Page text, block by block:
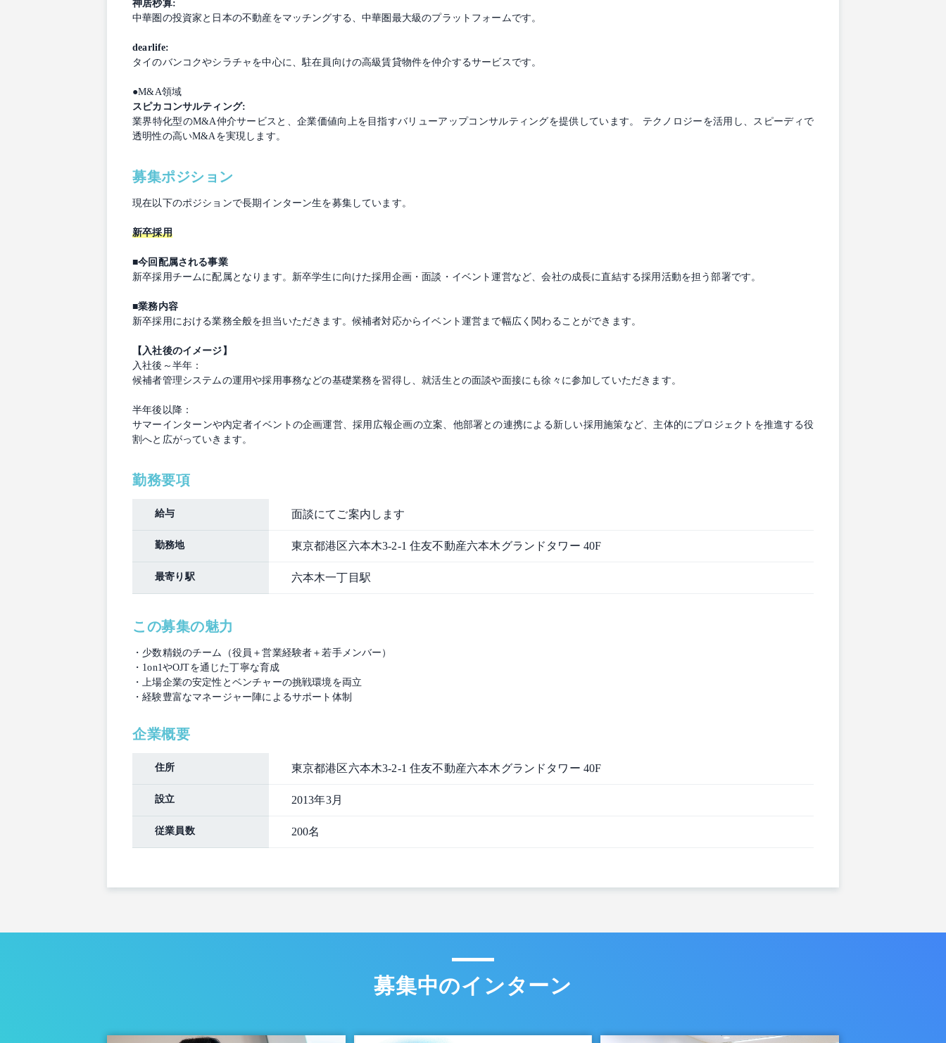
神居秒算:
中華圏の投資家と日本の不動産をマッチングする、中華圏最大級のプラットフォームです。
dearlife:
タイのバンコクやシラチャを中心に、駐在員向けの高級賃貸物件を仲介するサービスです。
●M&A領域
スピカコンサルティング:
業界特化型のM&A仲介サービスと、企業価値向上を目指すバリューアップコンサルティングを提供しています。 テクノロジーを活用し、スピーディで
透明性の高いM&Aを実現します。
募集ポジション
現在以下のポジションで長期インターン生を募集しています。
新卒採用
■今回配属される事業
新卒採用チームに配属となります。新卒学生に向けた採用企画・面談・イベント運営など、会社の成長に直結する採用活動を担う部署です。
■業務内容
新卒採用における業務全般を担当いただきます。候補者対応からイベント運営まで幅広く関わることができます。
【入社後のイメージ】
入社後～半年：
候補者管理システムの運用や採用事務などの基礎業務を習得し、就活生との面談や面接にも徐々に参加していただきます。
半年後以降：
サマーインターンや内定者イベントの企画運営、採用広報企画の立案、他部署との連携による新しい採用施策など、主体的にプロジェクトを推進する役
割へと広がっていきます。
勤務要項
給与 面談にてご案内します
勤務地 東京都港区六本木3-2-1 住友不動産六本木グランドタワー 40F
最寄り駅 六本木一丁目駅
この募集の魅力
・少数精鋭のチーム（役員＋営業経験者＋若手メンバー）
・1on1やOJTを通じた丁寧な育成
・上場企業の安定性とベンチャーの挑戦環境を両立
・経験豊富なマネージャー陣によるサポート体制
企業概要
住所 東京都港区六本木3-2-1 住友不動産六本木グランドタワー 40F
設立 2013年3月
従業員数 200名
募集中のインターン